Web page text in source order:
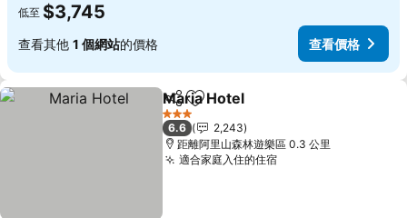
低至 $3,745
查看其他 1 個網站的價格 查看價格
分享 加入我的最愛
Maria Hotel
3 星級
6.6
2,243
距離阿里山森林遊樂區 0.3 公里
適合家庭入住的住宿查看價格